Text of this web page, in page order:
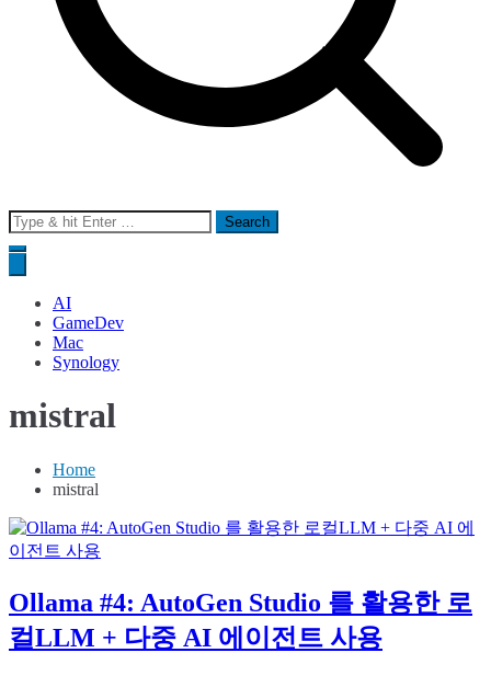
Search
for:
AI
GameDev
Mac
Synology
mistral
Home
mistral
Ollama #4: AutoGen Studio 를 활용한 로
컬LLM + 다중 AI 에이전트 사용